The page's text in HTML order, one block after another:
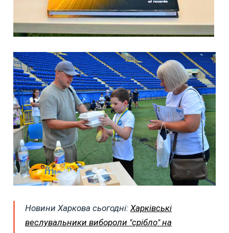
Новини Харкова сьогодні: Харківські
веслувальники вибороли "срібло" на